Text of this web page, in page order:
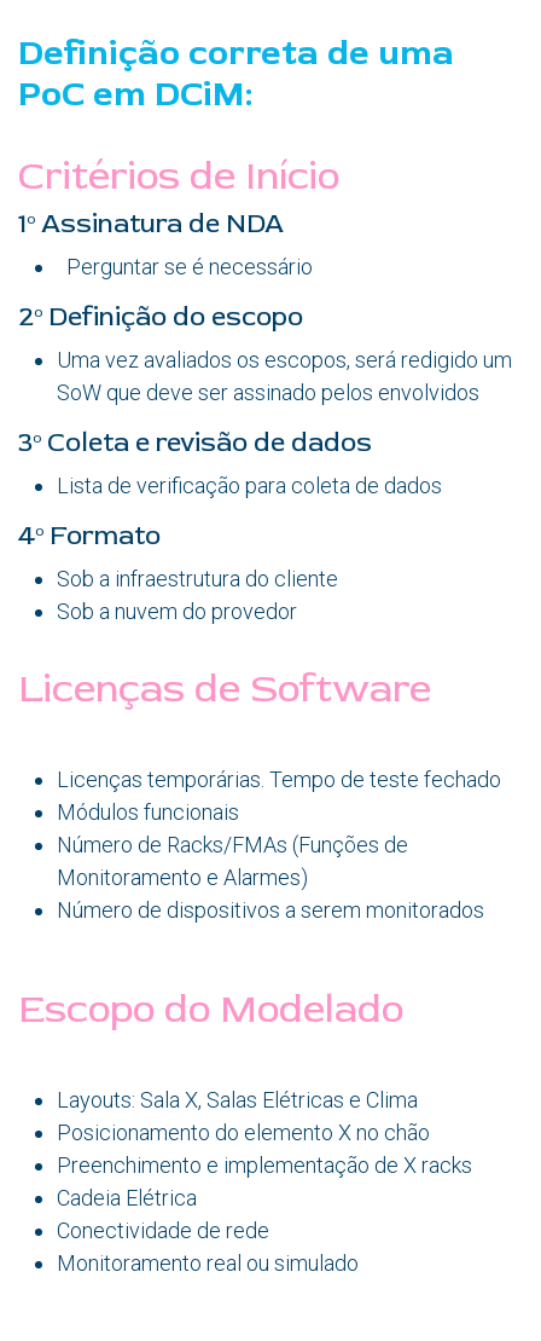
Definição correta de uma
PoC em DCiM:
Critérios de Início
1º Assinatura de NDA
Perguntar se é necessário
2º Definição do escopo
Uma vez avaliados os escopos, será redigido um
SoW que deve ser assinado pelos envolvidos
3º Coleta e revisão de dados
Lista de verificação para coleta de dados
4º Formato
Sob a infraestrutura do cliente
Sob a nuvem do provedor
Licenças de Software
Licenças temporárias. Tempo de teste fechado
Módulos funcionais
Número de Racks/FMAs (Funções de
Monitoramento e Alarmes)
Número de dispositivos a serem monitorados
Escopo do Modelado
Layouts: Sala X, Salas Elétricas e Clima
Posicionamento do elemento X no chão
Preenchimento e implementação de X racks
Cadeia Elétrica
Conectividade de rede
Monitoramento real ou simulado